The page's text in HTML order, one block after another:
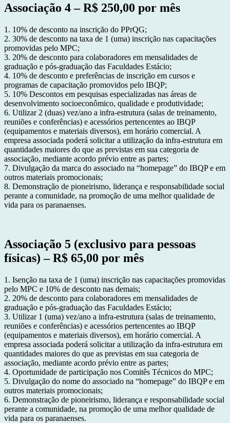
Associação 4 – R$ 250,00 por mês
1. 10% de desconto na inscrição do PPrQG;
2. 30% de desconto na taxa de 1 (uma) inscrição nas capacitações
promovidas pelo MPC;
3. 20% de desconto para colaboradores em mensalidades de
graduação e pós-graduação das Faculdades Estácio;
4. 10% de desconto e preferências de inscrição em cursos e
programas de capacitação promovidos pelo IBQP;
5. 10% Descontos em pesquisas especializadas nas áreas de
desenvolvimento socioeconômico, qualidade e produtividade;
6. Utilizar 2 (duas) vez/ano a infra-estrutura (salas de treinamento,
reuniões e conferências) e acessórios pertencentes ao IBQP
(equipamentos e materiais diversos), em horário comercial. A
empresa associada poderá solicitar a utilização da infra-estrutura em
quantidades maiores do que as previstas em sua categoria de
associação, mediante acordo prévio entre as partes;
7. Divulgação da marca do associado na “homepage” do IBQP e em
outros materiais promocionais;
8. Demonstração de pioneirismo, liderança e responsabilidade social
perante a comunidade, na promoção de uma melhor qualidade de
vida para os paranaenses.
Associação 5 (exclusivo para pessoas
físicas) – R$ 65,00 por mês
1. Isenção na taxa de 1 (uma) inscrição nas capacitações promovidas
pelo MPC e 10% de desconto nas demais;
2. 20% de desconto para colaboradores em mensalidades de
graduação e pós-graduação das Faculdades Estácio;
3. Utilizar 1 (uma) vez/ano a infra-estrutura (salas de treinamento,
reuniões e conferências) e acessórios pertencentes ao IBQP
(equipamentos e materiais diversos), em horário comercial. A
empresa associada poderá solicitar a utilização da infra-estrutura em
quantidades maiores do que as previstas em sua categoria de
associação, mediante acordo prévio entre as partes;
4. Oportunidade de participação nos Comitês Técnicos do MPC;
5. Divulgação do nome do associado na “homepage” do IBQP e em
outros materiais promocionais;
6. Demonstração de pioneirismo, liderança e responsabilidade social
perante a comunidade, na promoção de uma melhor qualidade de
vida para os paranaenses.